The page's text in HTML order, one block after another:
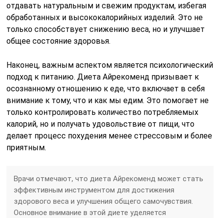
отдавать натуральным и свежим продуктам, избегая
обработанных и высококалорийных изделий. Это не
только способствует снижению веса, но и улучшает
общее состояние здоровья.
Наконец, важным аспектом является психологический
подход к питанию. Диета Айрекоменд призывает к
осознанному отношению к еде, что включает в себя
внимание к тому, что и как мы едим. Это помогает не
только контролировать количество потребляемых
калорий, но и получать удовольствие от пищи, что
делает процесс похудения менее стрессовым и более
приятным.
Врачи отмечают, что диета Айрекоменд может стать
эффективным инструментом для достижения
здорового веса и улучшения общего самочувствия.
Основное внимание в этой диете уделяется